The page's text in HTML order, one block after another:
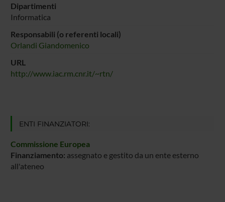
Dipartimenti
Informatica
Responsabili (o referenti locali)
Orlandi Giandomenico
URL
http://www.iac.rm.cnr.it/~rtn/
ENTI FINANZIATORI:
Commissione Europea
Finanziamento: assegnato e gestito da un ente esterno
all'ateneo